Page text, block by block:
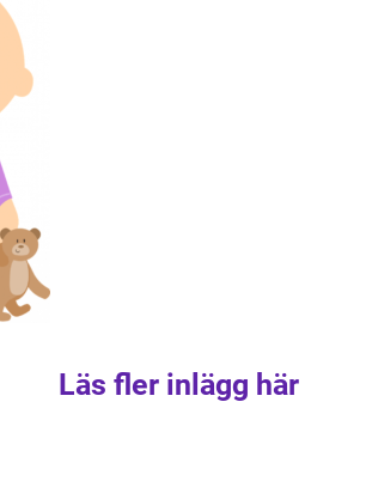
Läs fler inlägg här